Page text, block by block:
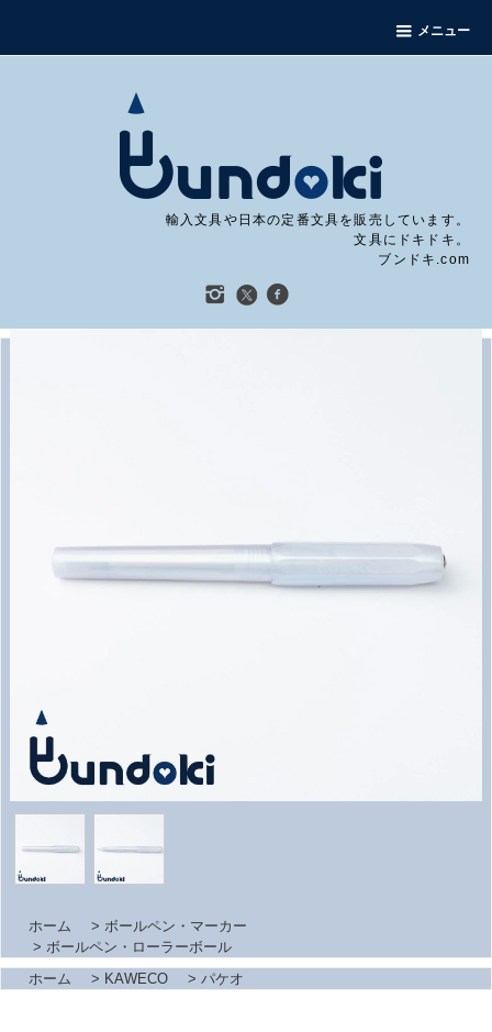
メニュー
輸入文具や日本の定番文具を販売しています。
文具にドキドキ。
ブンドキ.com
ホーム > ボールペン・マーカー
> ボールペン・ローラーボール
ホーム
> KAWECO > パケオ